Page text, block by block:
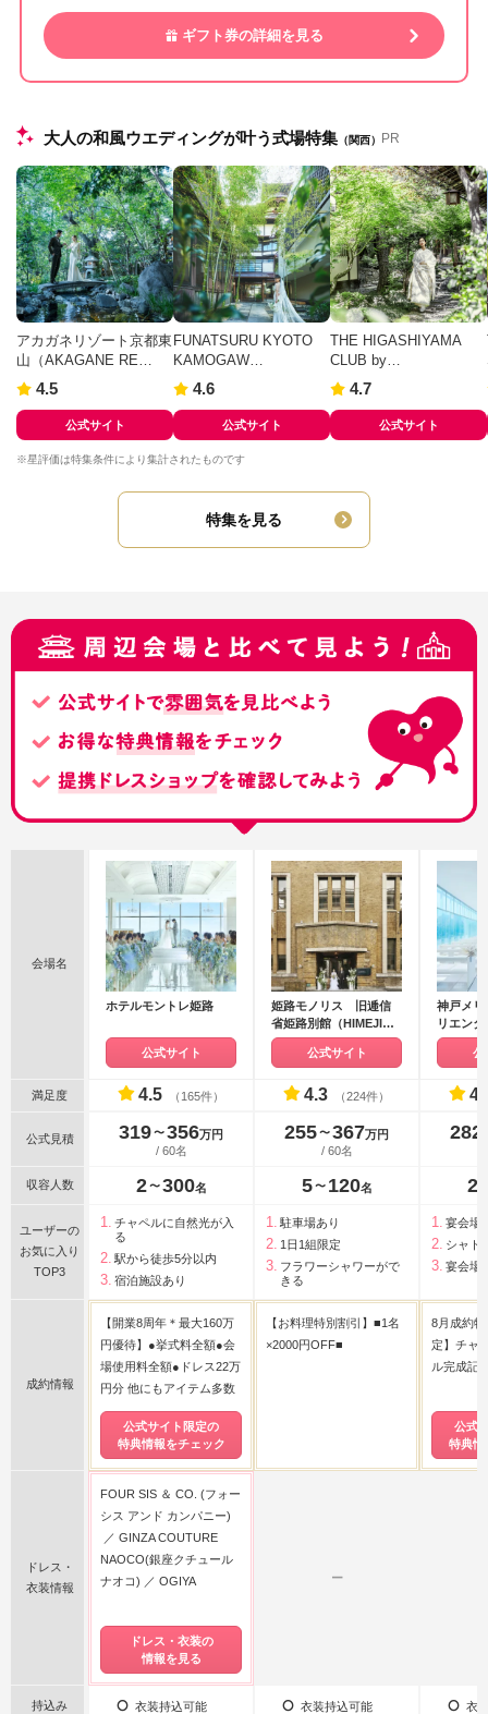
ギフト券の詳細を見る
大人の和風ウエディングが叶う式場特集 （関西） PR
アカガネリゾート京都東
山（AKAGANE RE…
4.5
公式サイト
FUNATSURU KYOTO
KAMOGAW…
4.6
公式サイト
THE HIGASHIYAMA
CLUB by…
4.7
公式サイト
※星評価は特集条件により集計されたものです
特集を見る
会場名
ホテルモントレ姫路
公式サイト
姫路モノリス 旧逓信
省姫路別館（HIMEJI
MONOLITH）
公式サイト
神戸メリ
リエン
公
満足度 4.5 （165件） 4.3 （224件）
公式見積 319〜356万円
/ 60名
255〜367万円
/ 60名
282
収容人数 2 〜 300名 5 〜 120名 2
ユーザーの
お気に入り
TOP3
チャペルに自然光が入
る
駅から徒歩5分以内
宿泊施設あり
駐車場あり
1日1組限定
フラワーシャワーがで
きる
宴会場
シャト
宴会場
成約情報
【開業8周年＊最大160万
円優待】●挙式料全額●会
場使用料全額●ドレス22万
円分 他にもアイテム多数
公式サイト限定の
特典情報をチェック
【お料理特別割引】■1名
×2000円OFF■
8月成約
定】チャ
ル完成記
公式
特典情
ドレス・
衣装情報
FOUR SIS ＆ CO. (フォー
シス アンド カンパニー)
GINZA COUTURE
NAOCO(銀座クチュール
ナオコ)
OGIYA
ドレス・衣装の
情報を見る
ー
持込み 衣装持込可能 衣装持込可能 衣